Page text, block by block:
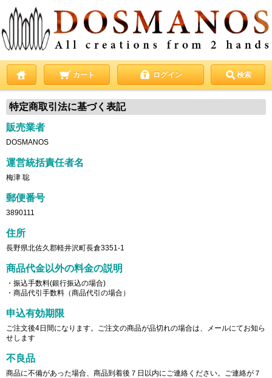
カート ログイン 検索
特定商取引法に基づく表記
販売業者
DOSMANOS
運営統括責任者名
梅津 聡
郵便番号
3890111
住所
長野県北佐久郡軽井沢町長倉3351-1
商品代金以外の料金の説明
・振込手数料(銀行振込の場合)
・商品代引手数料（商品代引の場合）
申込有効期限
ご注文後4日間になります。ご注文の商品が品切れの場合は、メールにてお知ら
せします
不良品
商品に不備があった場合、商品到着後７日以内にご連絡ください。ご連絡が７